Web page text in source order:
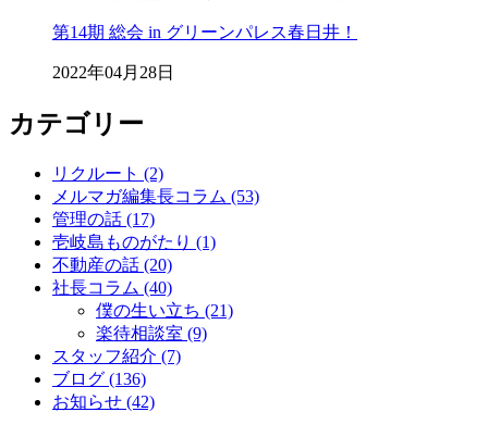
第14期 総会 in グリーンパレス春日井！
2022年04月28日
カテゴリー
リクルート (2)
メルマガ編集長コラム (53)
管理の話 (17)
壱岐島ものがたり (1)
不動産の話 (20)
社長コラム (40)
僕の生い立ち (21)
楽待相談室 (9)
スタッフ紹介 (7)
ブログ (136)
お知らせ (42)